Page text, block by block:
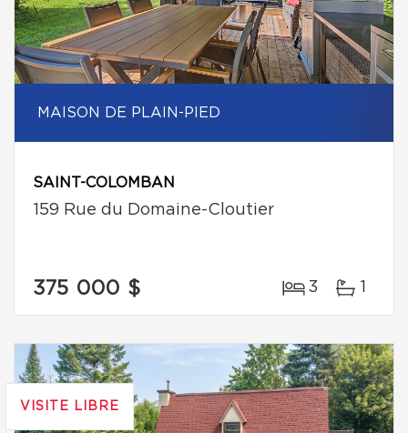
MAISON DE PLAIN-PIED
SAINT-COLOMBAN
159 Rue du Domaine-Cloutier
375 000 $ 3 1
VISITE LIBRE